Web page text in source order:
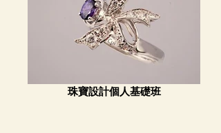
珠寶設計個人基礎班